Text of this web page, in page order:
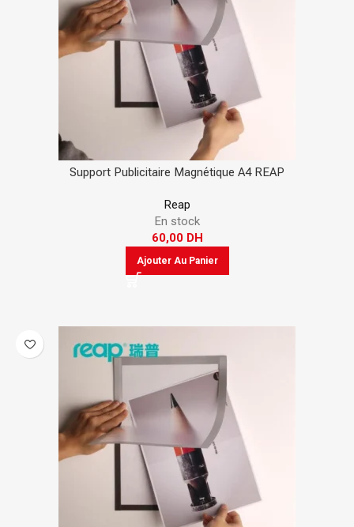
Support Publicitaire Magnétique A4 REAP
Reap
En stock
60,00 DH
Ajouter Au Panier